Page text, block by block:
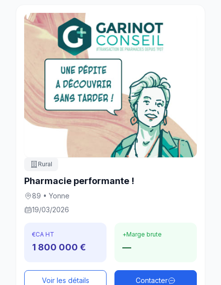
Rural
Pharmacie performante !
89 • Yonne
19/03/2026
€CA HT
1 800 000 €
+Marge brute
—
Voir les détails Contacter